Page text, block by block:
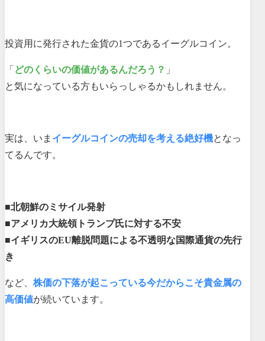
投資用に発行された金貨の1つであるイーグルコイン。
「 どのくらいの価値があるんだろう？ 」
と気になっている方もいらっしゃるかもしれません。
実は、いま イーグルコインの売却を考える絶好機となっ
てるんです。
■北朝鮮のミサイル発射
■アメリカ大統領トランプ氏に対する不安
■イギリスのEU離脱問題による不透明な国際通貨の先行
き
など、 株価の下落が起こっている今だからこそ貴金属の
高価値が続いています。